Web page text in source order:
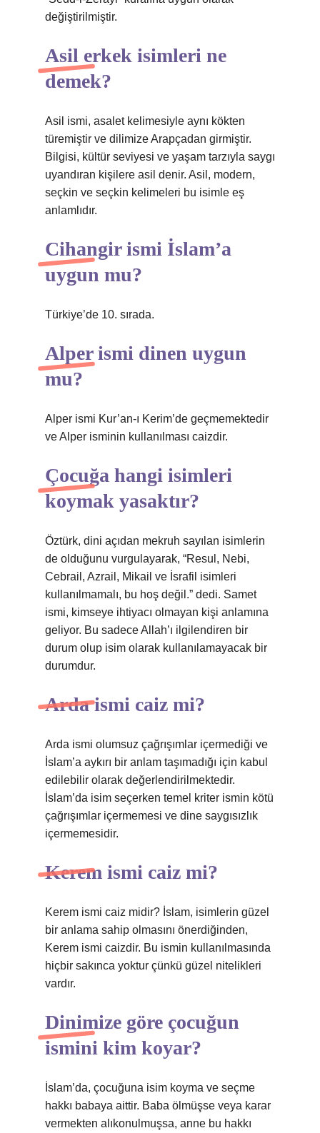
değiştirilmiştir.
Asil erkek isimleri ne
demek?
Asil ismi, asalet kelimesiyle aynı kökten
türemiştir ve dilimize Arapçadan girmiştir.
Bilgisi, kültür seviyesi ve yaşam tarzıyla saygı
uyandıran kişilere asil denir. Asil, modern,
seçkin ve seçkin kelimeleri bu isimle eş
anlamlıdır.
Cihangir ismi İslam’a
uygun mu?
Türkiye’de 10. sırada.
Alper ismi dinen uygun
mu?
Alper ismi Kur’an-ı Kerim’de geçmemektedir
ve Alper isminin kullanılması caizdir.
Çocuğa hangi isimleri
koymak yasaktır?
Öztürk, dini açıdan mekruh sayılan isimlerin
de olduğunu vurgulayarak, “Resul, Nebi,
Cebrail, Azrail, Mikail ve İsrafil isimleri
kullanılmamalı, bu hoş değil.” dedi. Samet
ismi, kimseye ihtiyacı olmayan kişi anlamına
geliyor. Bu sadece Allah’ı ilgilendiren bir
durum olup isim olarak kullanılamayacak bir
durumdur.
Arda ismi caiz mi?
Arda ismi olumsuz çağrışımlar içermediği ve
İslam’a aykırı bir anlam taşımadığı için kabul
edilebilir olarak değerlendirilmektedir.
İslam’da isim seçerken temel kriter ismin kötü
çağrışımlar içermemesi ve dine saygısızlık
içermemesidir.
Kerem ismi caiz mi?
Kerem ismi caiz midir? İslam, isimlerin güzel
bir anlama sahip olmasını önerdiğinden,
Kerem ismi caizdir. Bu ismin kullanılmasında
hiçbir sakınca yoktur çünkü güzel nitelikleri
vardır.
Dinimize göre çocuğun
ismini kim koyar?
İslam’da, çocuğuna isim koyma ve seçme
hakkı babaya aittir. Baba ölmüşse veya karar
vermekten alıkonulmuşsa, anne bu hakkı